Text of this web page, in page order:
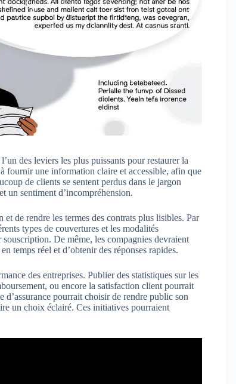
des leviers les plus puissants pour restaurer la
fournir une information claire et accessible, afin que
de clients se sentent perdus dans le jargon
un sentiment d’incompréhension.
de rendre les termes des contrats plus lisibles. Par
types de couvertures et les modalités
De même, les compagnies devraient
temps réel et d’obtenir des réponses rapides.
des entreprises. Publier des statistiques sur les
ou encore la satisfaction client pourrait
pourrait choisir de rendre public son
un choix éclairé. Ces initiatives pourraient